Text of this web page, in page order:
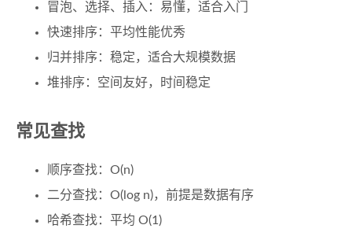
冒泡、选择、插入：易懂，适合入门
快速排序：平均性能优秀
归并排序：稳定，适合大规模数据
堆排序：空间友好，时间稳定
常见查找
顺序查找：O(n)
二分查找：O(log n)，前提是数据有序
哈希查找：平均 O(1)